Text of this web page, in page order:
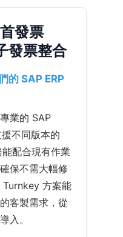
發票
發票整合
的 SAP ERP
業的 SAP
不同版本的
配合現有作業
保不需大幅修
Turnkey 方案能
客製需求，從
入。